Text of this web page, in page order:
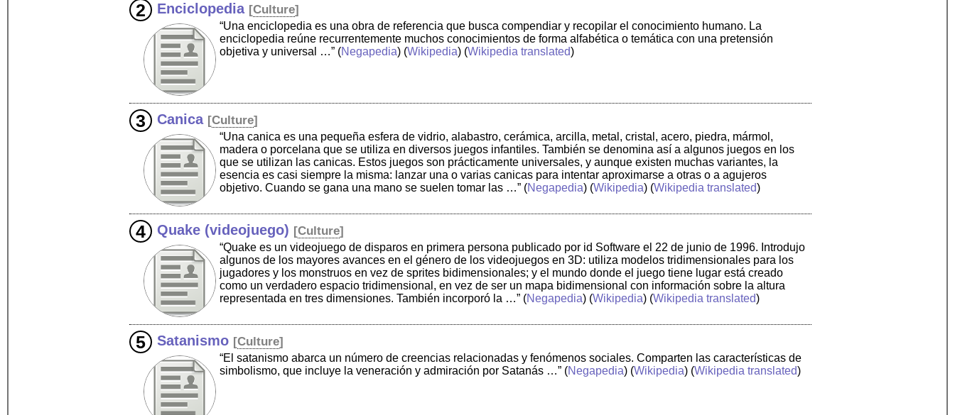
Enciclopedia [Culture]
“Una enciclopedia es una obra de referencia que busca compendiar y recopilar el conocimiento humano. La
enciclopedia reúne recurrentemente muchos conocimientos de forma alfabética o temática con una pretensión
objetiva y universal …” (Negapedia) (Wikipedia) (Wikipedia translated)
Canica [Culture]
“Una canica es una pequeña esfera de vidrio, alabastro, cerámica, arcilla, metal, cristal, acero, piedra, mármol,
madera o porcelana que se utiliza en diversos juegos infantiles. También se denomina así a algunos juegos en los
que se utilizan las canicas. Estos juegos son prácticamente universales, y aunque existen muchas variantes, la
esencia es casi siempre la misma: lanzar una o varias canicas para intentar aproximarse a otras o a agujeros
objetivo. Cuando se gana una mano se suelen tomar las …” (Negapedia) (Wikipedia) (Wikipedia translated)
Quake (videojuego) [Culture]
“Quake es un videojuego de disparos en primera persona publicado por id Software el 22 de junio de 1996. Introdujo
algunos de los mayores avances en el género de los videojuegos en 3D: utiliza modelos tridimensionales para los
jugadores y los monstruos en vez de sprites bidimensionales; y el mundo donde el juego tiene lugar está creado
como un verdadero espacio tridimensional, en vez de ser un mapa bidimensional con información sobre la altura
representada en tres dimensiones. También incorporó la …” (Negapedia) (Wikipedia) (Wikipedia translated)
Satanismo [Culture]
“El satanismo abarca un número de creencias relacionadas y fenómenos sociales. Comparten las características de
simbolismo, que incluye la veneración y admiración por Satanás …” (Negapedia) (Wikipedia) (Wikipedia translated)